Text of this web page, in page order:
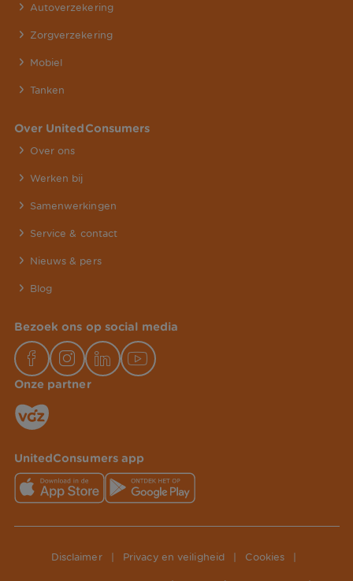
Autoverzekering
Zorgverzekering
Mobiel
Tanken
Over UnitedConsumers
Over ons
Werken bij
Samenwerkingen
Service & contact
Nieuws & pers
Blog
Bezoek ons op social media
Onze partner
UnitedConsumers app
Disclaimer Privacy en veiligheid Cookies